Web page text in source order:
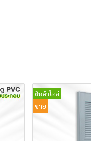
สินค้าใหม่
ขาย